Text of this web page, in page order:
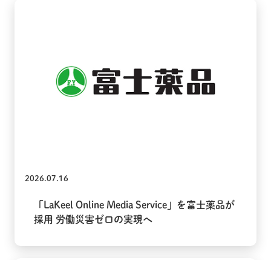
2026.07.16
「LaKeel Online Media Service」を富士薬品が
採用 労働災害ゼロの実現へ